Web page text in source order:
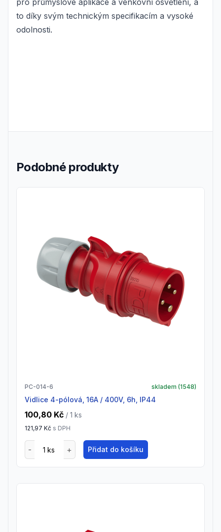
pro průmyslové aplikace a venkovní osvětlení, a
to díky svým technickým specifikacím a vysoké
odolnosti.
Podobné produkty
PC-014-6 skladem (1548)
vidlice 4-pólová, 16A / 400V, 6h, IP44
100,80 Kč / 1 ks
121,97 Kč s DPH
Přidat do košíku